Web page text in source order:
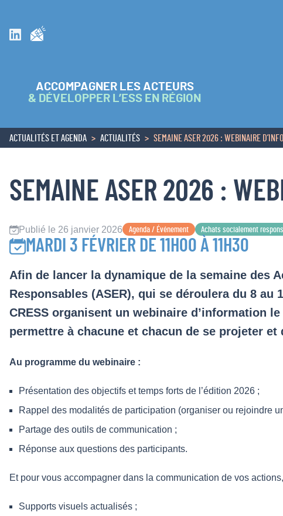
Suivez nous sur Linkedin
ACCOMPAGNER LES ACTEURS
& DÉVELOPPER L’ESS EN RÉGION
ACCUEIL
ACTUALITÉS ET AGENDA ACTUALITÉS SEMAINE ASER 2026 : WEBINAIRE
SEMAINE ASER 2026 :
Publié le 26 janvier 2026 Agenda / Événement Achats socialement
MARDI 3 FÉVRIER DE 11H00 À 11H30
Afin de lancer la dynamique de la semaine des
Responsables (ASER), qui se déroulera du 8 au
CRESS organisent un webinaire d’information
permettre à chacune et chacun de se projeter et
Au programme du webinaire :
Présentation des objectifs et temps forts de l’édition 2026 ;
Rappel des modalités de participation (organiser ou rejoindre
Partage des outils de communication ;
Réponse aux questions des participants.
Et pour vous accompagner dans la communication de vos actions,
Supports visuels actualisés ;